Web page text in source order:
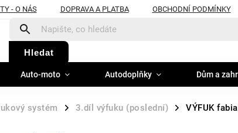
- O NÁS DOPRAVA A PLATBA OBCHODNÍ PODMÍNKY
Hledat
Auto-moto Autodoplňky Dům a
systém / 3.díl výfuku (poslední) / VÝFUK